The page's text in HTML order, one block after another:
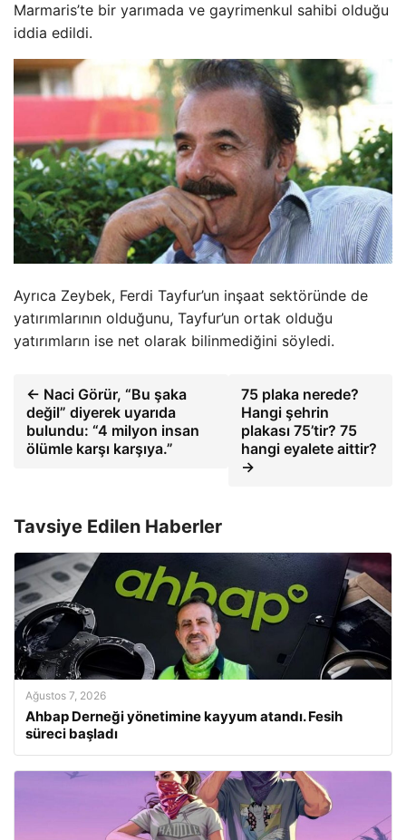
Marmaris’te bir yarımada ve gayrimenkul sahibi olduğu
iddia edildi.
Ayrıca Zeybek, Ferdi Tayfur’un inşaat sektöründe de
yatırımlarının olduğunu, Tayfur’un ortak olduğu
yatırımların ise net olarak bilinmediğini söyledi.
← Naci Görür, “Bu şaka
değil” diyerek uyarıda
bulundu: “4 milyon insan
ölümle karşı karşıya.”
75 plaka nerede?
Hangi şehrin
plakası 75’tir? 75
hangi eyalete aittir?
→
Tavsiye Edilen Haberler
Ağustos 7, 2026
Ahbap Derneği yönetimine kayyum atandı. Fesih
süreci başladı